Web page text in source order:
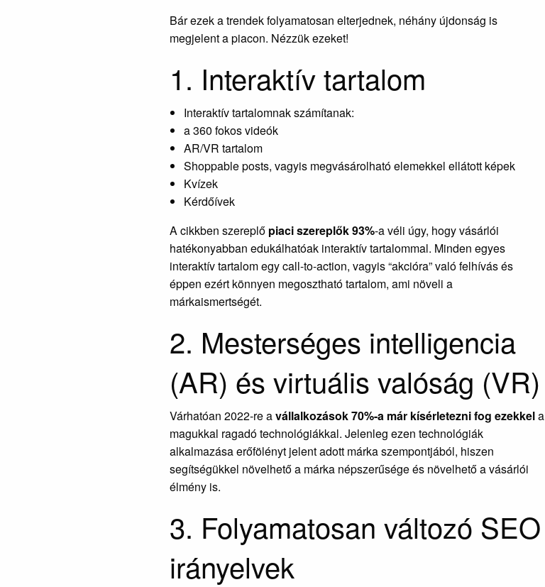
Bár ezek a trendek folyamatosan elterjednek, néhány újdonság is
megjelent a piacon. Nézzük ezeket!
1. Interaktív tartalom
Interaktív tartalomnak számítanak:
a 360 fokos videók
AR/VR tartalom
Shoppable posts, vagyis megvásárolható elemekkel ellátott képek
Kvízek
Kérdőívek
A cikkben szereplő piaci szereplők 93%-a véli úgy, hogy vásárlói
hatékonyabban edukálhatóak interaktív tartalommal. Minden egyes
interaktív tartalom egy call-to-action, vagyis “akcióra” való felhívás és
éppen ezért könnyen megosztható tartalom, ami növeli a
márkaismertségét.
2. Mesterséges intelligencia
(AR) és virtuális valóság (VR)
Várhatóan 2022-re avállalkozások 70%-a már kísérletezni fog ezekkela
magukkal ragadó technológiákkal. Jelenleg ezen technológiák
alkalmazása erőfölényt jelent adott márka szempontjából, hiszen
segítségükkel növelhető a márka népszerűsége és növelhető a vásárlói
élmény is.
3. Folyamatosan változó SEO
irányelvek